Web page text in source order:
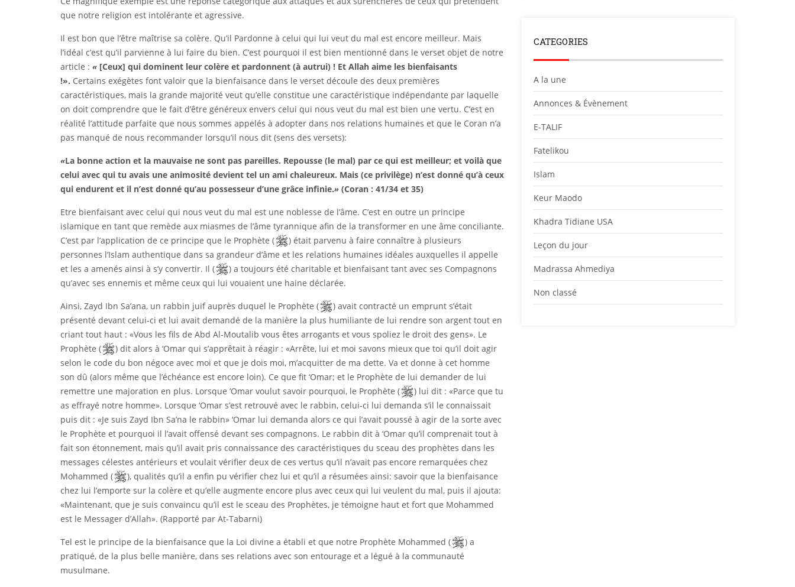
que notre religion est intolérante et agressive.
Il est bon que l’être maîtrise sa colère. Qu’il Pardonne à celui qui lui veut du mal est encore meilleur. Mais
l’idéal c’est qu’il parvienne à lui faire du bien. C’est pourquoi il est bien mentionné dans le verset objet de notre
article : « [Ceux] qui dominent leur colère et pardonnent (à autrui) ! Et Allah aime les bienfaisants
!». Certains exégètes font valoir que la bienfaisance dans le verset découle des deux premières
caractéristiques, mais la grande majorité veut qu’elle constitue une caractéristique indépendante par laquelle
on doit comprendre que le fait d’être généreux envers celui qui nous veut du mal est bien une vertu. C’est en
réalité l’attitude parfaite que nous sommes appelés à adopter dans nos relations humaines et que le Coran n’a
pas manqué de nous recommander lorsqu’il nous dit (sens des versets):
«La bonne action et la mauvaise ne sont pas pareilles. Repousse (le mal) par ce qui est meilleur; et voilà que
celui avec qui tu avais une animosité devient tel un ami chaleureux. Mais (ce privilège) n’est donné qu’à ceux
qui endurent et il n’est donné qu’au possesseur d’une grâce infinie.» (Coran : 41/34 et 35)
Etre bienfaisant avec celui qui nous veut du mal est une noblesse de l’âme. C’est en outre un principe
islamique en tant que remède aux miasmes de l’âme tyrannique afin de la transformer en une âme conciliante.
C’est par l’application de ce principe que le Prophète (
) était parvenu à faire connaître à plusieurs
personnes l’Islam authentique dans sa grandeur d’âme et les relations humaines idéales auxquelles il appelle
et les a amenés ainsi à s’y convertir. Il (
) a toujours été charitable et bienfaisant tant avec ses Compagnons
qu’avec ses ennemis et même ceux qui lui vouaient une haine déclarée.
Ainsi, Zayd Ibn Sa’ana, un rabbin juif auprès duquel le Prophète (
) avait contracté un emprunt s’était
présenté devant celui-ci et lui avait demandé de la manière la plus humiliante de lui rendre son argent tout en
criant tout haut : «Vous les fils de Abd Al-Moutalib vous êtes arrogants et vous spoliez le droit des gens». Le
Prophète (
) dit alors à ‘Omar qui s’apprêtait à réagir : «Arrête, lui et moi savons mieux que toi qu’il doit agir
selon le code du bon négoce avec moi et que je dois moi, m’acquitter de ma dette. Va et donne à cet homme
son dû (alors même que l’échéance est encore loin). Ce que fit ‘Omar; et le Prophète de lui demander de lui
remettre une majoration en plus. Lorsque ‘Omar voulut savoir pourquoi, le Prophète (
) lui dit : «Parce que tu
as effrayé notre homme». Lorsque ‘Omar s’est retrouvé avec le rabbin, celui-ci lui demanda s’il le connaissait
puis dit : «Je suis Zayd Ibn Sa’na le rabbin» ‘Omar lui demanda alors ce qui l’avait poussé à agir de la sorte avec
le Prophète et pourquoi il l’avait offensé devant ses compagnons. Le rabbin dit à ‘Omar qu’il comprenait tout à
fait son étonnement, mais qu’il avait pris connaissance des caractéristiques du sceau des prophètes dans les
messages célestes antérieurs et voulait vérifier deux de ces vertus qu’il n’avait pas encore remarquées chez
Mohammed (
), qualités qu’il a enfin pu vérifier chez lui et qu’il a résumées ainsi: savoir que la bienfaisance
chez lui l’emporte sur la colère et qu’elle augmente encore plus avec ceux qui lui veulent du mal, puis il ajouta:
«Maintenant, que je suis convaincu qu’il est le sceau des Prophètes, je témoigne haut et fort que Mohammed
est le Messager d’Allah». (Rapporté par At-Tabarni)
Tel est le principe de la bienfaisance que la Loi divine a établi et que notre Prophète Mohammed (
) a
pratiqué, de la plus belle manière, dans ses relations avec son entourage et a légué à la communauté
musulmane.
CATEGORIES
A la une
Annonces & Évènement
E-TALIF
Fatelikou
Islam
Keur Maodo
Khadra Tidiane USA
Leçon du jour
Madrassa Ahmediya
Non classé